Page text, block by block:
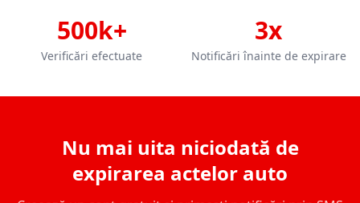
500k+
Verificări efectuate
3x
Notificări înainte de expirare
Nu mai uita niciodată de
expirarea actelor auto